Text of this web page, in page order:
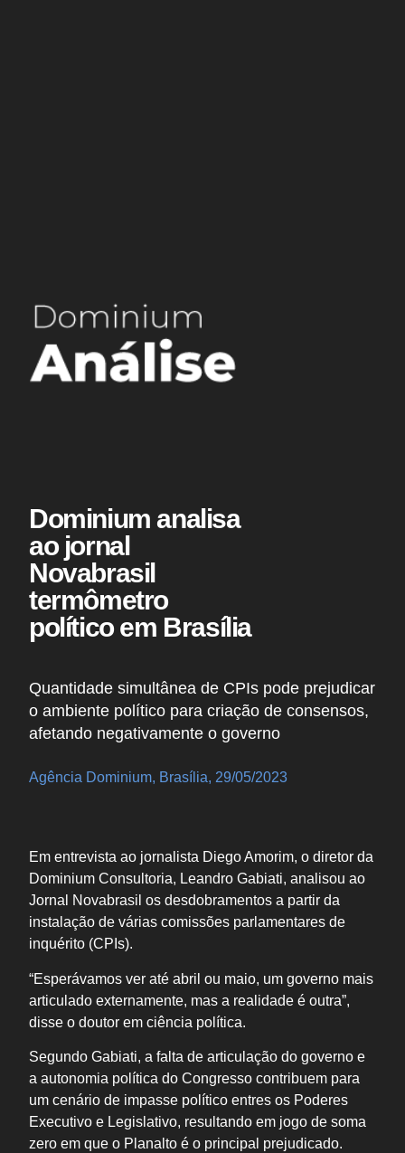
Dominium analisa
ao jornal
Novabrasil
termômetro
político em Brasília
Quantidade simultânea de CPIs pode prejudicar
o ambiente político para criação de consensos,
afetando negativamente o governo
Agência Dominium, Brasília, 29/05/2023
Em entrevista ao jornalista Diego Amorim, o diretor da
Dominium Consultoria, Leandro Gabiati, analisou ao
Jornal Novabrasil os desdobramentos a partir da
instalação de várias comissões parlamentares de
inquérito (CPIs).
“Esperávamos ver até abril ou maio, um governo mais
articulado externamente, mas a realidade é outra”,
disse o doutor em ciência política.
Segundo Gabiati, a falta de articulação do governo e
a autonomia política do Congresso contribuem para
um cenário de impasse político entres os Poderes
Executivo e Legislativo, resultando em jogo de soma
zero em que o Planalto é o principal prejudicado.